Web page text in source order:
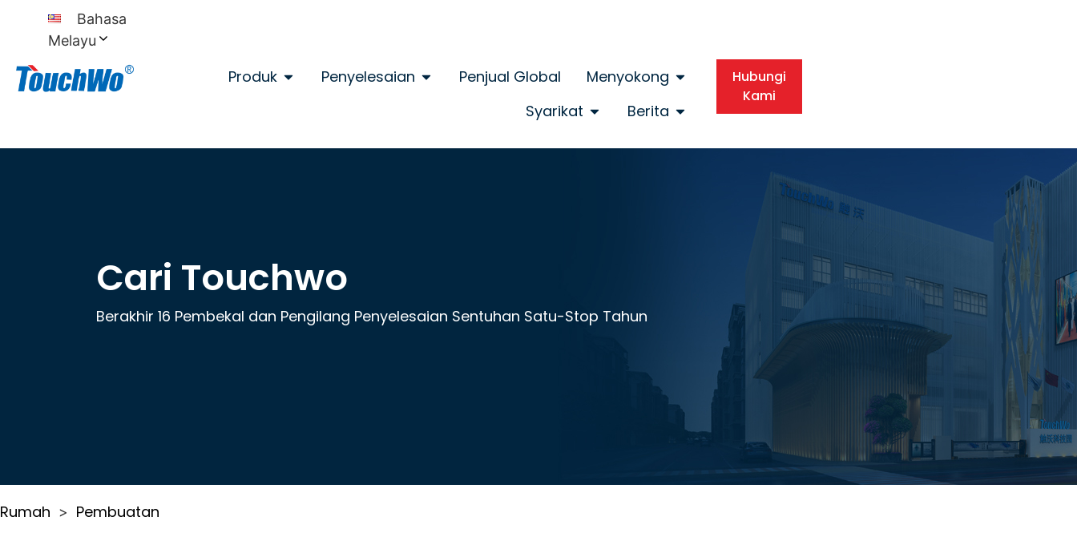
Bahasa
Melayu
Produk Penyelesaian Penjual Global
Menyokong
Syarikat
Berita
Hubungi
Kami
Cari Touchwo
Berakhir 16 Pembekal dan Pengilang Penyelesaian Sentuhan Satu-Stop Tahun
Rumah > Pembuatan